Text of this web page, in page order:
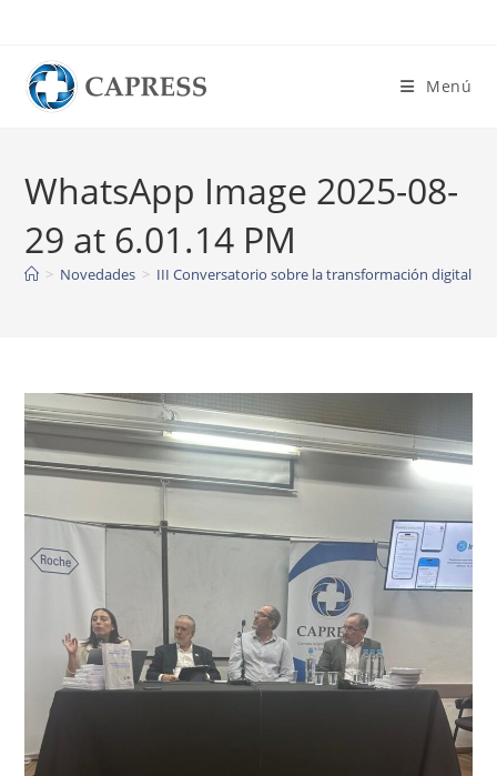
contenido
Menú
WhatsApp Image 2025-08-
29 at 6.01.14 PM
> Novedades > III Conversatorio sobre la transformación digital